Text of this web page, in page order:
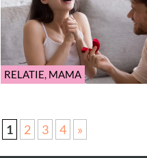
RELATIE, MAMA
1 2 3 4 »